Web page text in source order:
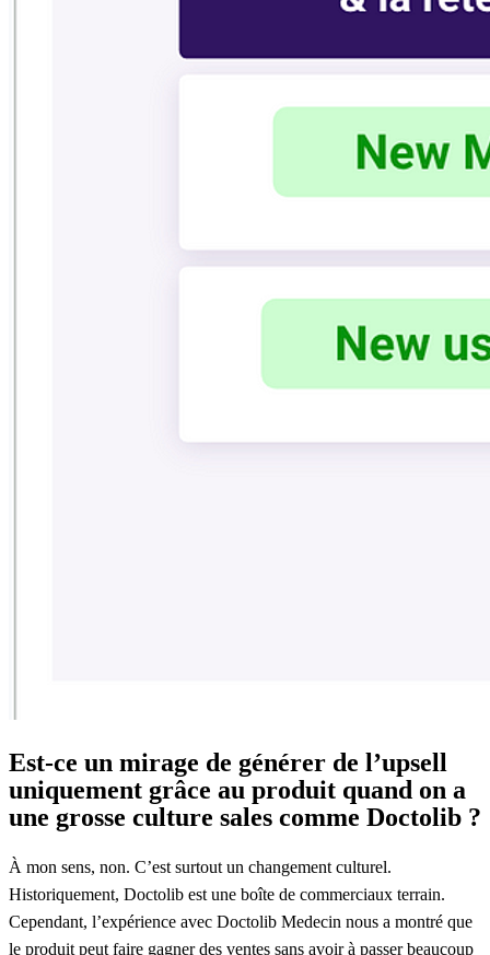
Est-ce un mirage de générer de l’upsell
uniquement grâce au produit quand on a
une grosse culture sales comme Doctolib ?
À mon sens, non. C’est surtout un changement culturel.
Historiquement, Doctolib est une boîte de commerciaux terrain.
Cependant, l’expérience avec Doctolib Medecin nous a montré que
le produit peut faire gagner des ventes sans avoir à passer beaucoup